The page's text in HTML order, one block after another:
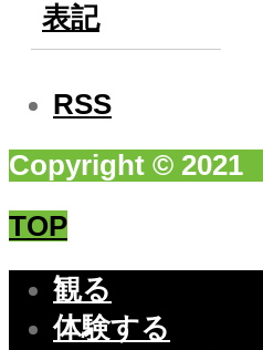
表記
RSS
Copyright © 2021
TOP
観る
体験する